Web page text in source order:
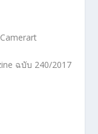
ฉบับ 240/2017